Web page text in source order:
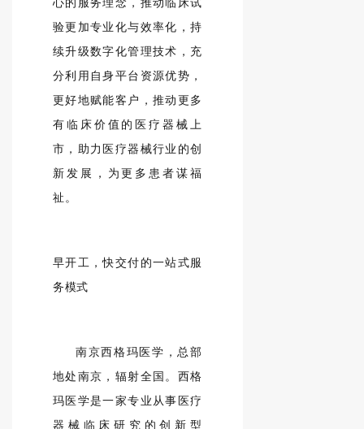
心的服务理念，推动临床试
验更加专业化与效率化，持
续升级数字化管理技术，充
分利用自身平台资源优势，
更好地赋能客户，推动更多
有临床价值的医疗器械上
市，助力医疗器械行业的创
新发展，为更多患者谋福
祉。
早开工，快交付的一站式服
务模式
南京西格玛医学，总部
地处南京，辐射全国。西格
玛医学是一家专业从事医疗
器械临床研究的创新型